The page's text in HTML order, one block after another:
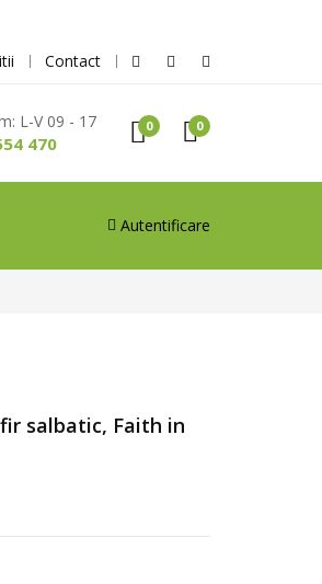
Contact
L-V 09 - 17
470
0 0
Autentificare
salbatic, Faith in